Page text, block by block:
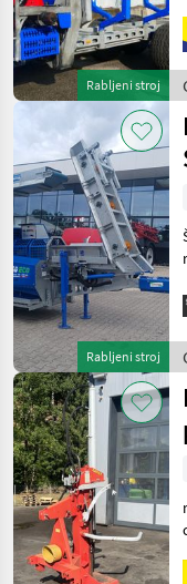
Rabljeni stroj
Rabljeni stroj